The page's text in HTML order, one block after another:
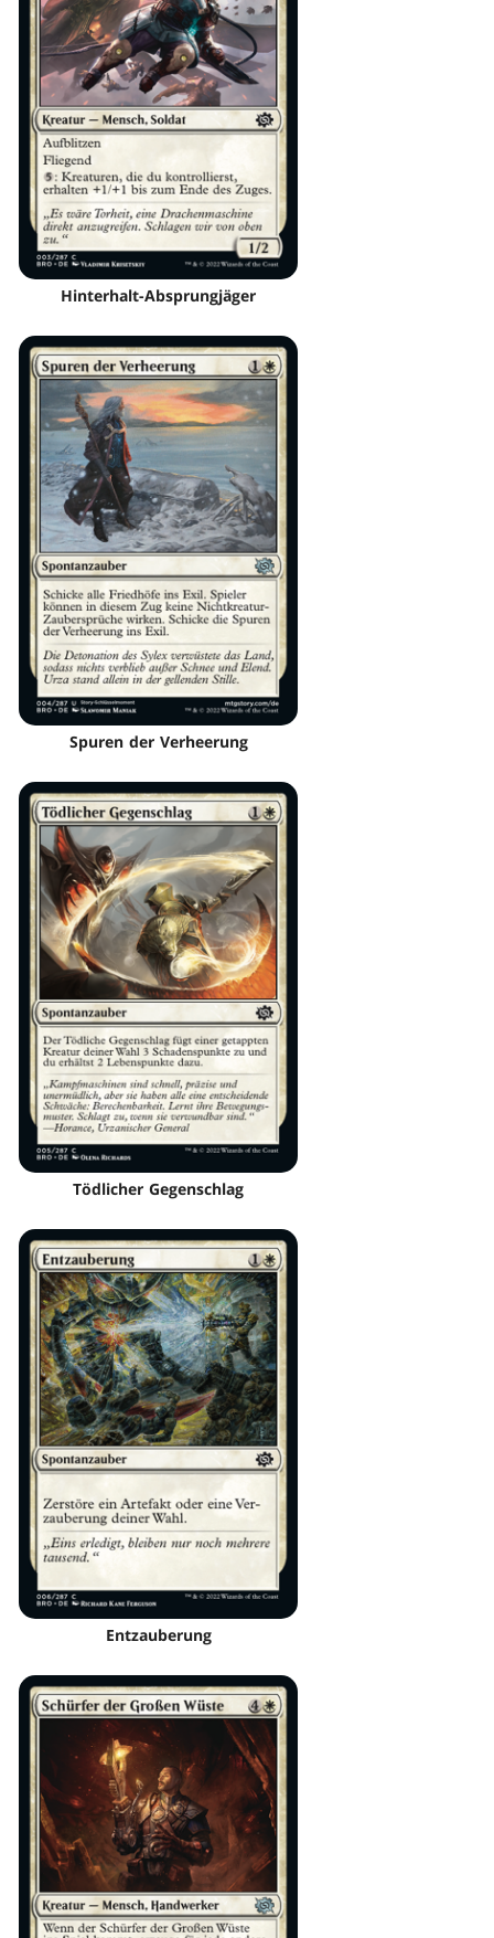
Hinterhalt-Absprungjäger
Spuren der Verheerung
Tödlicher Gegenschlag
Entzauberung